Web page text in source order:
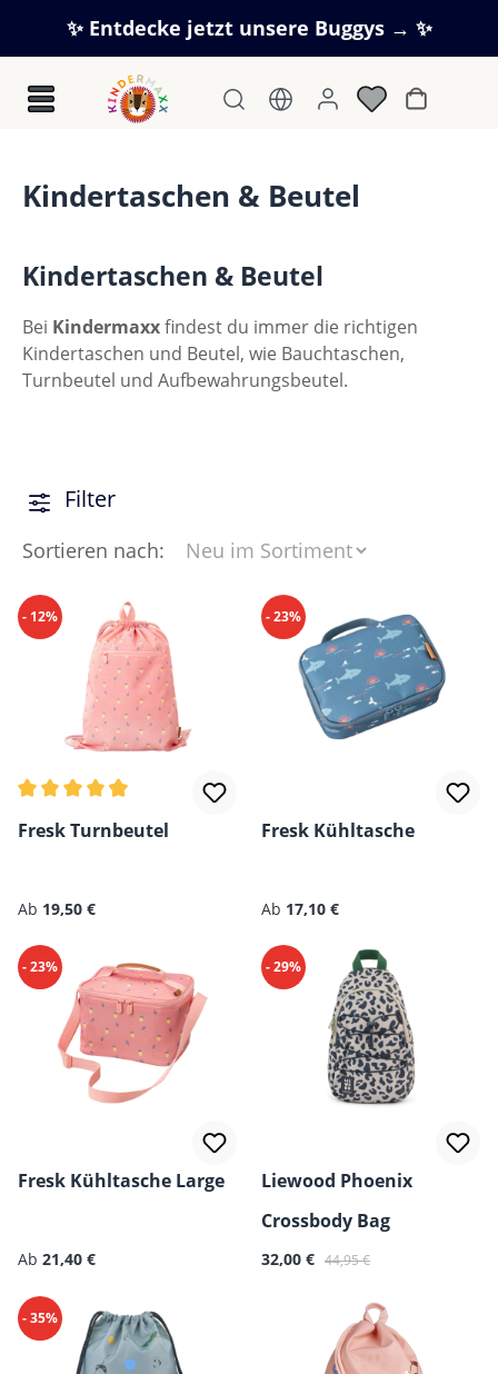
Zum Hauptinhalt springen
✨ Entdecke jetzt unsere Buggys → ✨
Kindertaschen & Beutel
Kindertaschen & Beutel
Bei Kindermaxxfindest du immer die richtigen
Kindertaschen und Beutel, wie Bauchtaschen,
Turnbeutel und Aufbewahrungsbeutel.
Filter
Sortieren nach:
- 12%
Durchschnittliche Bewertung von 4.8 von 5 Sternen
Fresk Turnbeutel
Ab 19,50 €
- 23%
Fresk Kühltasche
Regulärer Preis:
Ab 17,10 €
- 23%
Fresk Kühltasche Large
Regulärer Preis:
Ab 21,40 €
- 29%
Liewood Phoenix
Crossbody Bag
Verkaufspreis:
32,00 € Regulärer Preis:
44,95 €
- 35%